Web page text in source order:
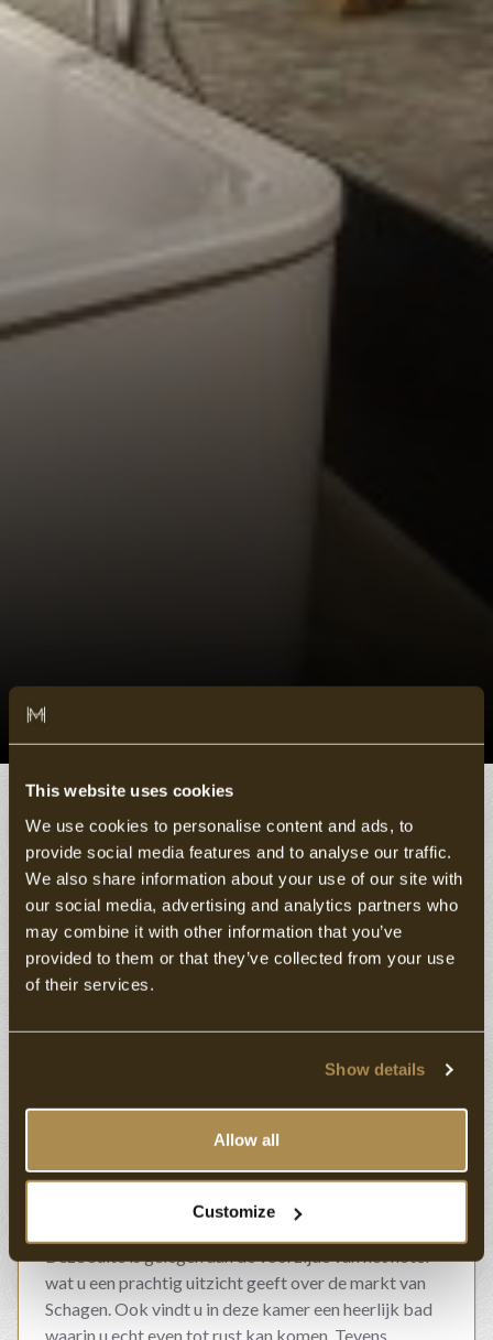
This website uses cookies
We use cookies to personalise content and ads, to
provide social media features and to analyse our traffic.
We also share information about your use of our site with
our social media, advertising and analytics partners who
may combine it with other information that you’ve
provided to them or that they’ve collected from your use
of their services.
Show details
Allow all
Customize
Select a Room type
wat u een prachtig uitzicht geeft over de markt van
Schagen. Ook vindt u in deze kamer een heerlijk bad
waarin u echt even tot rust kan komen. Tevens